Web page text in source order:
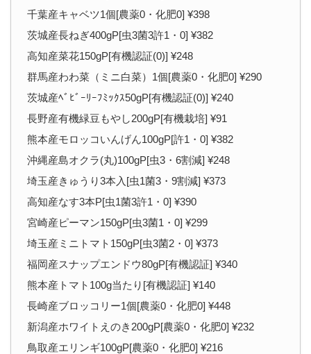
千葉産キャベツ1個[農薬0・化肥0] ¥398
茨城産長ねぎ400gP[虫3菌3許1・0] ¥382
高知産菜花150gP[有機認証(0)] ¥248
群馬産わわ菜（ミニ白菜）1個[農薬0・化肥0] ¥290
茨城産ﾍﾞﾋﾞｰﾘｰﾌﾐｯｸｽ50gP[有機認証(0)] ¥240
長野産有機緑豆もやし200gP[有機栽培] ¥91
熊本産モロッコいんげん100gP[許1・0] ¥382
沖縄産島オクラ(丸)100gP[虫3・6割減] ¥248
埼玉産きゅうり3本入[虫1菌3・9割減] ¥373
高知産なす3本P[虫1菌3許1・0] ¥390
宮崎産ピーマン150gP[虫3菌1・0] ¥299
埼玉産ミニトマト150gP[虫3菌2・0] ¥373
福岡産スナップエンドウ80gP[有機認証] ¥340
熊本産トマト100g当たり[有機認証] ¥140
長崎産ブロッコリー1個[農薬0・化肥0] ¥448
新潟産ホワイトえのき200gP[農薬0・化肥0] ¥232
鳥取産エリンギ100gP[農薬0・化肥0] ¥216